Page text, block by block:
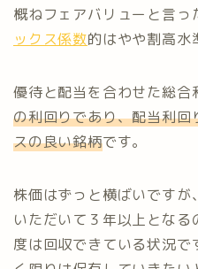
概ねフェアバリューと言っ
ックス係数的はやや割高
優待と配当を合わせた総合
の利回りであり、配当利
スの良い銘柄です。
株価はずっと横ばいですが
いただいて３年以上とな
度は回収できている状況